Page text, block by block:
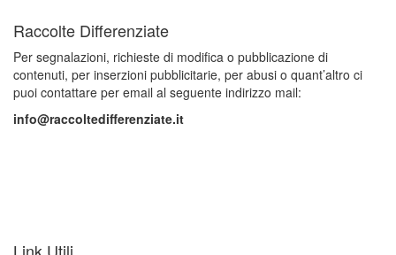
Raccolte Differenziate
Per segnalazioni, richieste di modifica o pubblicazione di
contenuti, per inserzioni pubblicitarie, per abusi o quant’altro ci
puoi contattare per email al seguente indirizzo mail:
info@raccoltedifferenziate.it
Link Utili